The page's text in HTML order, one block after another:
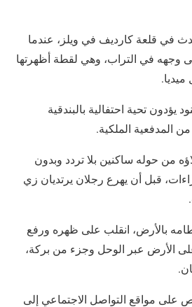
في قلعة كارديف في ويلز، عندما
وجهه في التراب، وهي لقطة أظهرتها
تحية احتفالية بالبندقية
من حوله ساكنين بلا تردد وبدون
قبل أن يهرع رجلان يرتديان زي
من ارتطامه بالأرض، انقلب على ظهره ورفع
الأرض عبر الوحل وجزء من بركة،
على مواقع التواصل الاجتماعي إلى